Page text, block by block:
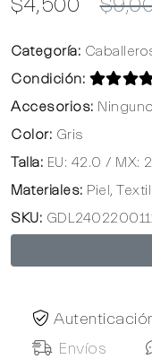
$4,500
Categoría:
Condición:
Accesorios: Ninguno
Color: Gris
Talla: EU: 42.0 / MX:
Materiales: Piel, Textil
SKU:
Envíos